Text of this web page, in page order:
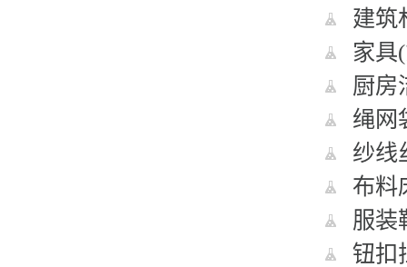
建筑
家具
厨房
绳网
纱线
布料
服装
钮扣